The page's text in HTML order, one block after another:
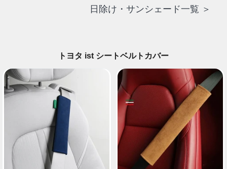
日除け・サンシェード一覧 ＞
トヨタ ist シートベルトカバー